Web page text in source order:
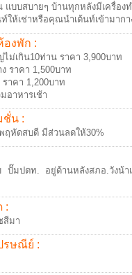
แบบสบายๆ บ้านทุกหลังมีเครื่อง
ให้เช่าหรือคุณนำเต้นท์เข้ามากา
องพัก :
ม่เกิน10ท่าน ราคา 3,900บาท
ราคา 1,500บาท
ราคา 1,200บาท
อาหารเช้า
ชั่น :
ฤหัดสบดี มีส่วนลดให้30%
ปั๊มปตท. อยู่ด้านหลังสภอ.วังน้า
:
สีมา
รษณีย์ :